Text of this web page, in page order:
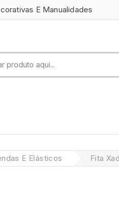
E Manualidades
E Elásticos Fita